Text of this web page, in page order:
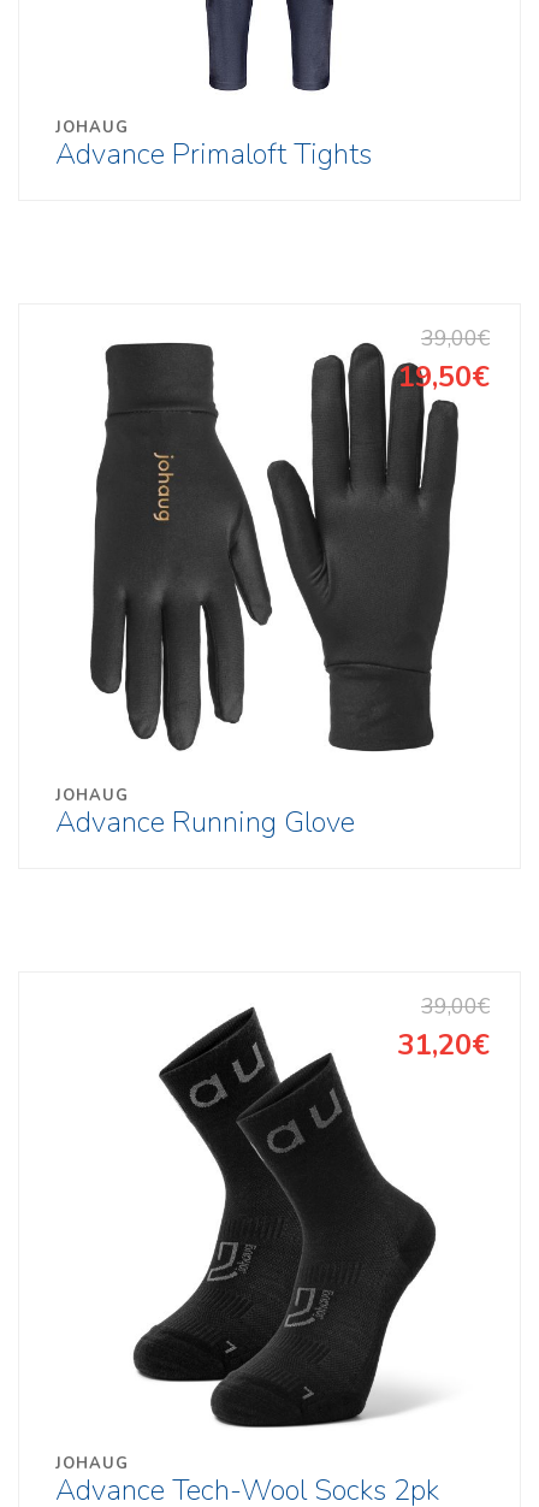
JOHAUG
Advance Primaloft Tights
JOHAUG
Advance Running Glove
39,00€
19,50€
JOHAUG
Advance Tech-Wool Socks 2pk
39,00€
31,20€